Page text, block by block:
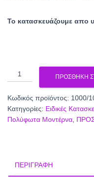
Το κατασκευάζουμε απο
Πολύφωτο
κρυστάλλινο
ποσότητα
ΠΡΟΣΘΉΚΗ
Κωδικός προϊόντος: 1000/
Κατηγορίες: Ειδικές
Πολύφωτα Μοντέρνα
ΠΕΡΙΓΡΑΦΉ